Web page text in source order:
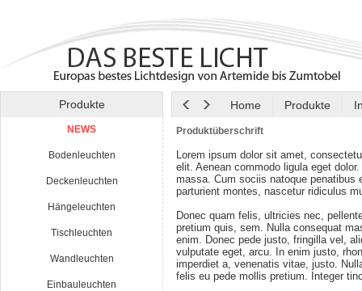
Produkte Home Produkte
NEWS
Bodenleuchten
Deckenleuchten
Hängeleuchten
Tischleuchten
Wandleuchten
Einbauleuchten
Produktüberschrift
Lorem ipsum dolor sit amet,
elit. Aenean commodo ligula eget dolor.
massa. Cum sociis natoque penatibus
parturient montes, nascetur ridiculus
Donec quam felis, ultricies nec,
pretium quis, sem. Nulla consequat
enim. Donec pede justo, fringilla vel,
vulputate eget, arcu. In enim justo,
imperdiet a, venenatis vitae, justo.
felis eu pede mollis pretium. Integer